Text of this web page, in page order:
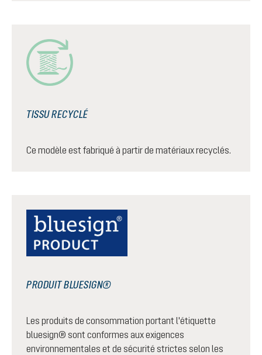
TISSU RECYCLÉ
Ce modèle est fabriqué à partir de matériaux recyclés.
PRODUIT BLUESIGN®
Les produits de consommation portant l'étiquette
bluesign® sont conformes aux exigences
environnementales et de sécurité strictes selon les